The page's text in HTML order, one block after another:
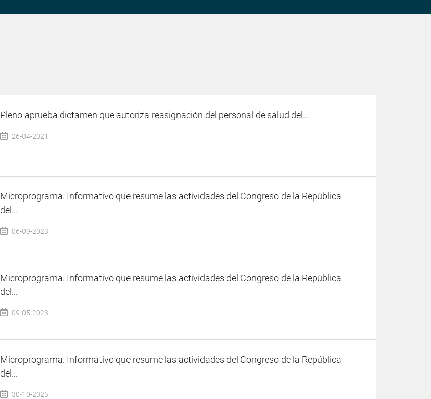
Pleno aprueba dictamen que autoriza reasignación del personal de salud del...
26-04-2021
Microprograma. Informativo que resume las actividades del Congreso de la República
del...
06-09-2023
Microprograma. Informativo que resume las actividades del Congreso de la República
del...
09-05-2023
Microprograma. Informativo que resume las actividades del Congreso de la República
del...
30-10-2025